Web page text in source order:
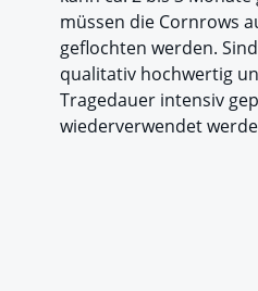
müssen die Cornrows
geflochten werden.
qualitativ hochwertig
Tragedauer intensiv
wiederverwendet